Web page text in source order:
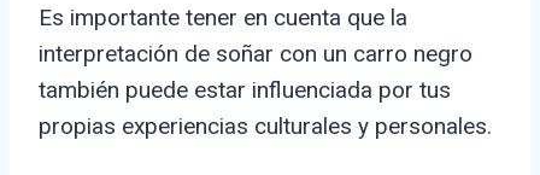
Es importante tener en cuenta que la
interpretación de soñar con un carro negro
también puede estar influenciada por tus
propias experiencias culturales y personales.